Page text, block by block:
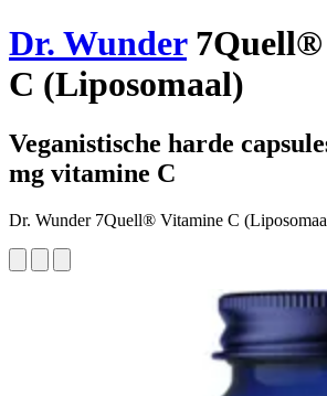
Dr. Wunder7Quell®
C (Liposomaal)
Veganistische harde
mg vitamine C
Dr. Wunder 7Quell® Vitamine C